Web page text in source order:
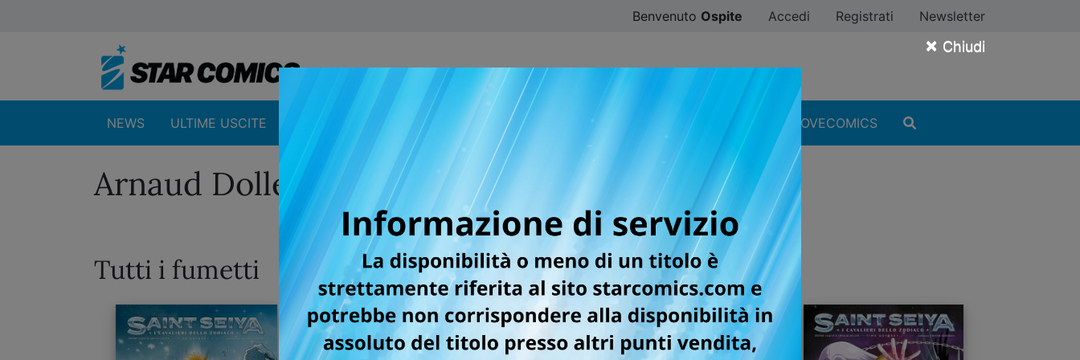
× Chiudi
Benvenuto Ospite Accedi Registrati Newsletter
NEWS ULTIME USCITE CATALOGO SFOGLIA ONLINE DIGISTAR #ILOVEMANGA #ILOVECOMICS
Arnaud Dollen
Tutti i fumetti